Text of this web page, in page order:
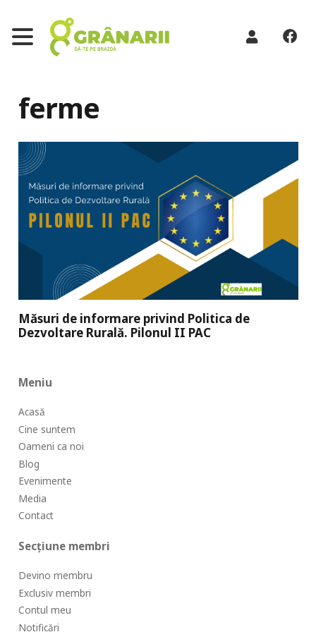
ferme
Măsuri de informare privind Politica de
Dezvoltare Rurală. Pilonul II PAC
Meniu
Acasă
Cine suntem
Oameni ca noi
Blog
Evenimente
Media
Contact
Secțiune membri
Devino membru
Exclusiv membri
Contul meu
Notificări